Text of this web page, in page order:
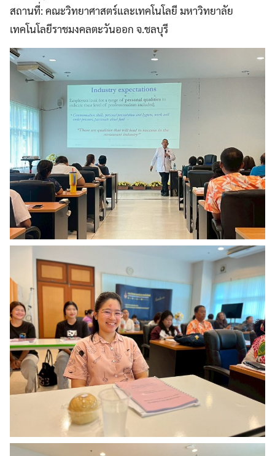
สถานที่: คณะวิทยาศาสตร์และเทคโนโลยี มหาวิทยาลัย
เทคโนโลยีราชมงคลตะวันออก จ.ชลบุรี